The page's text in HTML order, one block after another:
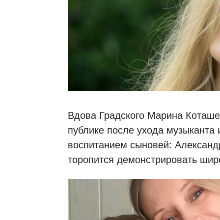
Вдова Градского Марина
публике после ухода
воспитанием сыновей:
торопится демонстрировать